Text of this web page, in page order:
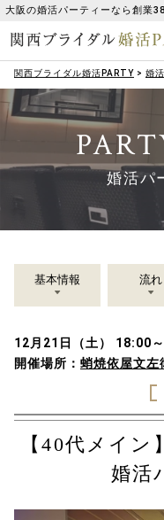
大阪の婚活パーティーなら創業
関西ブライダル婚活PARTY > 婚
婚活パ
基本情報 流れ
12月21日（土） 18:00
開催場所： 蛸焼依屋文左
【40代メイ
婚活